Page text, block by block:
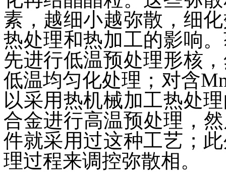
素，越细小越弥散，细
热处理和热加工的影响
先进行低温预处理形核
低温均匀化处理；对含
以采用热机械加工热处
合金进行高温预处理，
件就采用过这种工艺；
理过程来调控弥散相。